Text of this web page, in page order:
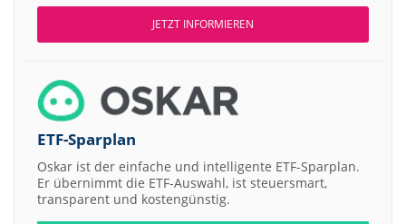
JETZT INFORMIEREN
ETF-Sparplan
Oskar ist der einfache und intelligente ETF-Sparplan.
Er übernimmt die ETF-Auswahl, ist steuersmart,
transparent und kostengünstig.